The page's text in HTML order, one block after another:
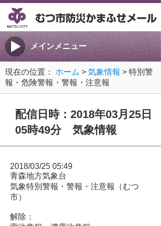
メインメニュー
現在の位置： ホーム > 気象情報 > 特別警
報・危険警報・警報・注意報
配信日時：2018年03月25日
05時49分 気象情報
2018/03/25 05:49
青森地方気象台
気象特別警報・警報・注意報（むつ
市）
解除：